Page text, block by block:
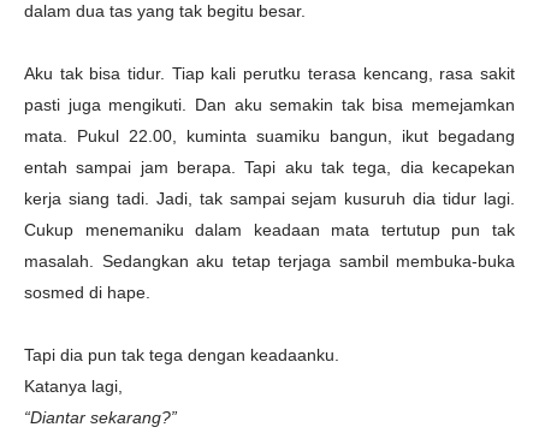
dalam dua tas yang tak begitu besar.
Aku tak bisa tidur. Tiap kali perutku terasa kencang, rasa sakit
pasti juga mengikuti. Dan aku semakin tak bisa memejamkan
mata. Pukul 22.00, kuminta suamiku bangun, ikut begadang
entah sampai jam berapa. Tapi aku tak tega, dia kecapekan
kerja siang tadi. Jadi, tak sampai sejam kusuruh dia tidur lagi.
Cukup menemaniku dalam keadaan mata tertutup pun tak
masalah. Sedangkan aku tetap terjaga sambil membuka-buka
sosmed di hape.
Tapi dia pun tak tega dengan keadaanku.
Katanya lagi,
“Diantar sekarang?”